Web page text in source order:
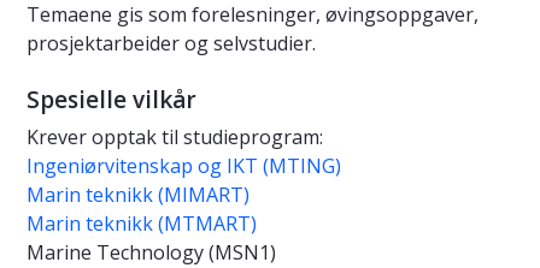
Temaene gis som forelesninger, øvingsoppgaver,
prosjektarbeider og selvstudier.
Spesielle vilkår
Krever opptak til studieprogram:
Ingeniørvitenskap og IKT (MTING)
Marin teknikk (MIMART)
Marin teknikk (MTMART)
Marine Technology (MSN1)